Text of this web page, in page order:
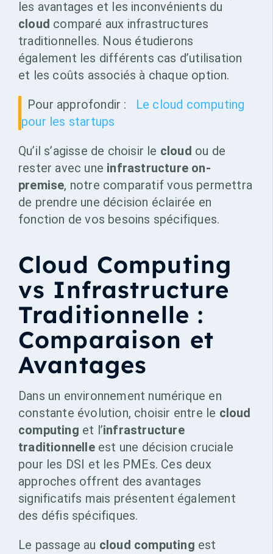
les avantages et les inconvénients du
cloud comparé aux infrastructures
traditionnelles. Nous étudierons
également les différents cas d’utilisation
et les coûts associés à chaque option.
Pour approfondir :
Le cloud computing
pour les startups
Qu’il s’agisse de choisir le cloud ou de
rester avec une infrastructure on-
premise, notre comparatif vous permettra
de prendre une décision éclairée en
fonction de vos besoins spécifiques.
Cloud Computing
vs Infrastructure
Traditionnelle :
Comparaison et
Avantages
Dans un environnement numérique en
constante évolution, choisir entre le cloud
computing et l’infrastructure
traditionnelleest une décision cruciale
pour les DSI et les PMEs. Ces deux
approches offrent des avantages
significatifs mais présentent également
des défis spécifiques.
Le passage au cloud computing est